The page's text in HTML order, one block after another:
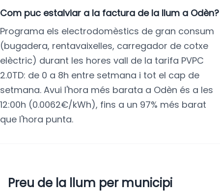
Com puc estalviar a la factura de la llum a Odèn?
Programa els electrodomèstics de gran consum
(bugadera, rentavaixelles, carregador de cotxe
elèctric) durant les hores vall de la tarifa PVPC
2.0TD: de 0 a 8h entre setmana i tot el cap de
setmana. Avui l'hora més barata a Odèn és a les
12:00h (0.0062€/kWh), fins a un 97% més barat
que l'hora punta.
Preu de la llum per municipi